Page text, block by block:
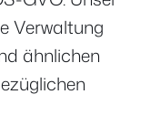
Verwaltung
ähnlichen